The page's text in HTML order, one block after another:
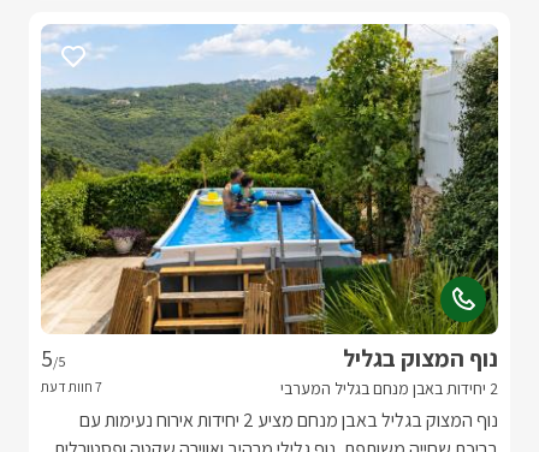
נוף המצוק בגליל
2 יחידות באבן מנחם בגליל המערבי
5/5
נוף המצוק בגליל באבן מנחם מציע 2 יחידות אירוח נעימות עם